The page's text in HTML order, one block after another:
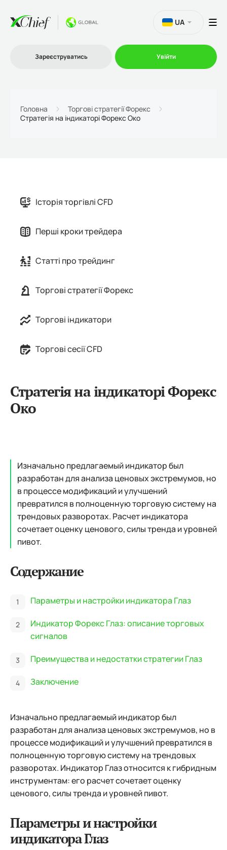
Партнерська програма
UA
Зареєструватись Увійти
Головна
Торгові стратегії Форекс
Стратегія на індикаторі Форекс Око
Історія торгівлі CFD
Перші кроки трейдера
Статті про трейдинг
Торгові стратегії Форекс
Торгові індикатори
Торгові сесії CFD
Стратегія на індикаторі Форекс
Око
Изначально предлагаемый индикатор был
разработан для анализа ценовых экстремумов, но
в процессе модификаций и улучшений
превратился в полноценную торговую систему на
трендовых разворотах. Расчет индикатора
сочетает оценку ценового, силы тренда и уровней
пивот.
Содержание
Параметры и настройки индикатора Глаз
Индикатор Форекс Глаз: описание торговых
сигналов
Преимущества и недостатки стратегии Глаз
Заключение
Изначально предлагаемый индикатор был
разработан для анализа ценовых экстремумов, но в
процессе модификаций и улучшений превратился в
полноценную торговую систему на трендовых
разворотах. Индикатор Глаз относится к гибридным
инструментам: его расчет сочетает оценку
ценового, силы тренда и уровней пивот.
Параметры и настройки
индикатора Глаз